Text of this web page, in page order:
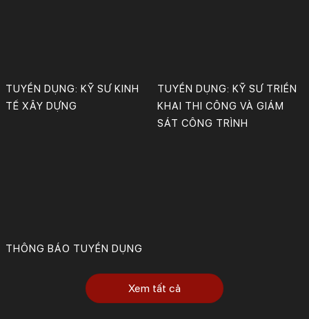
TUYỂN DỤNG: KỸ SƯ KINH
TẾ XÂY DỰNG
TUYỂN DỤNG: KỸ SƯ TRIỂN
KHAI THI CÔNG VÀ GIÁM
SÁT CÔNG TRÌNH
THÔNG BÁO TUYỂN DỤNG
Xem tất cả